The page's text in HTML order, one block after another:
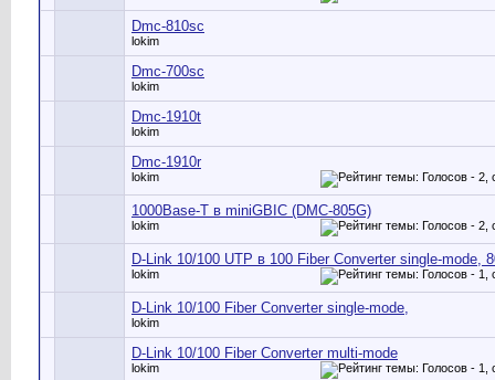
Dmc-810sc
lokim
Dmc-700sc
lokim
Dmc-1910t
lokim
Dmc-1910r
lokim
1000Base-T в miniGBIC (DMC-805G)
lokim
D-Link 10/100 UTP в 100 Fiber Converter single-mode,
lokim
D-Link 10/100 Fiber Converter single-mode,
lokim
D-Link 10/100 Fiber Converter multi-mode
lokim